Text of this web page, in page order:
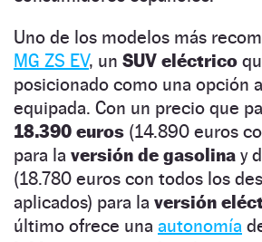
Uno de los modelos más
MG ZS EV, un SUV eléctrico
posicionado como una opción
equipada. Con un precio que
18.390 euros (14.890 euros
para la versión de gasolina y
(18.780 euros con todos los
aplicados) para la versión
último ofrece una autonomía